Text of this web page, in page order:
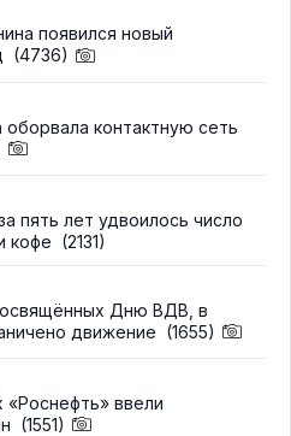
появился новый
(4736)
контактную сеть
пять лет удвоилось число
кофе (2131)
Дню ВДВ, в
движение (1655)
«Роснефть» ввели
(1551)